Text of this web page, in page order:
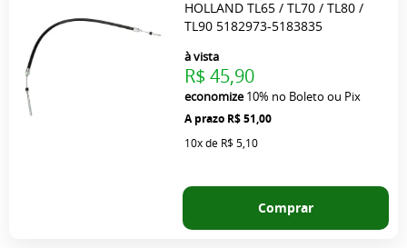
HOLLAND TL65 / TL70 / TL80 /
TL90 5182973-5183835
R$ 51,00
à vista
R$ 45,90
economize10% no Boleto ou Pix
10xde R$ 5,10
Comprar